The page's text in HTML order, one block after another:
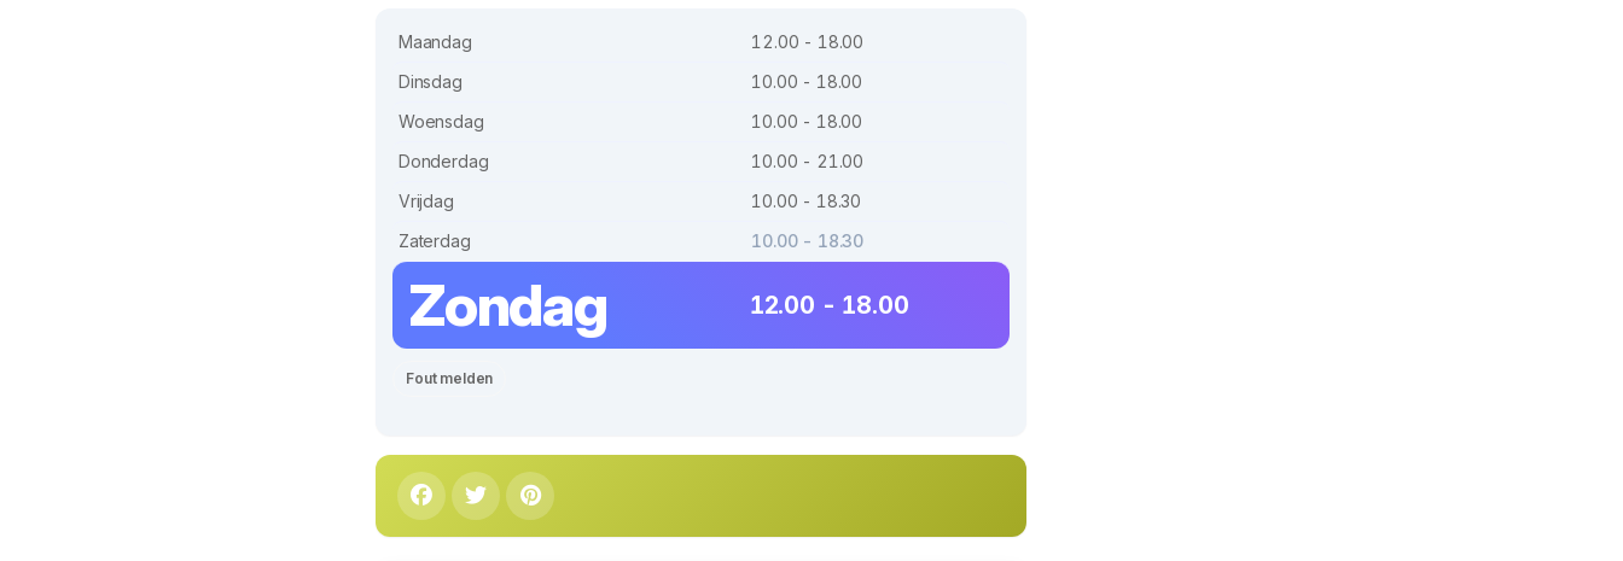
Maandag
12.00 - 18.00
Dinsdag
10.00 - 18.00
Woensdag
10.00 - 18.00
Donderdag
10.00 - 21.00
Vrijdag
10.00 - 18.30
Zaterdag
10.00 - 18.30
Zondag 12.00 - 18.00
Fout melden